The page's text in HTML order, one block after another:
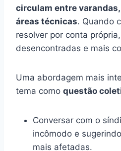
circulam entre
áreas técnicas. Quando
resolver por conta
desencontradas e mais
Uma abordagem mais
tema como questão
Conversar com o
incômodo e
mais afetadas.